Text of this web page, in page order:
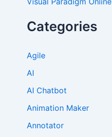
Categories
Agile
AI
AI Chatbot
Animation Maker
Annotator